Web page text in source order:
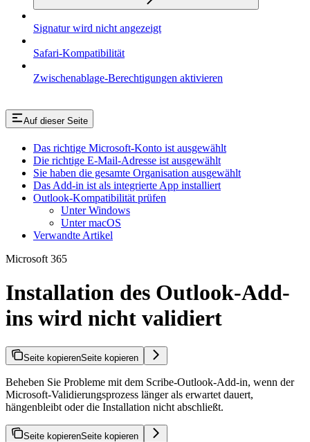
Signatur wird nicht angezeigt
Safari-Kompatibilität
Zwischenablage-Berechtigungen aktivieren
Auf dieser Seite
Das richtige Microsoft-Konto ist ausgewählt
Die richtige E-Mail-Adresse ist ausgewählt
Sie haben die gesamte Organisation ausgewählt
Das Add-in ist als integrierte App installiert
Outlook-Kompatibilität prüfen
Unter Windows
Unter macOS
Verwandte Artikel
Microsoft 365
Installation des Outlook-Add-
ins wird nicht validiert
Seite kopierenSeite kopieren
Beheben Sie Probleme mit dem Scribe-Outlook-Add-in, wenn der
Microsoft-Validierungsprozess länger als erwartet dauert,
hängenbleibt oder die Installation nicht abschließt.
Seite kopierenSeite kopieren